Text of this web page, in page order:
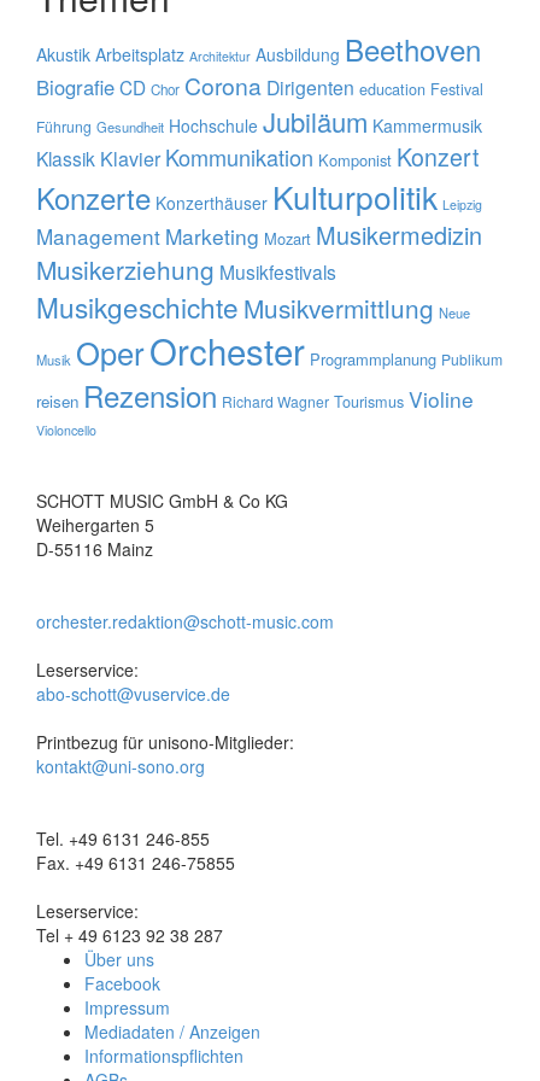
Akustik Arbeitsplatz Architektur Ausbildung Beethoven
BiografieCD Chor Corona Dirigenten education Festival
Führung Gesundheit Hochschule Jubiläum Kammermusik
Klassik Klavier Kommunikation Komponist Konzert
Konzerte Konzerthäuser Kulturpolitik Leipzig
Management Marketing Mozart Musikermedizin
Musikerziehung Musikfestivals
Musikgeschichte Musikvermittlung Neue
Musik OperOrchester Programmplanung Publikum
reisen Rezension Richard Wagner Tourismus Violine
Violoncello
SCHOTT MUSIC GmbH & Co KG
Weihergarten 5
D-55116 Mainz
orchester.redaktion@schott-music.com
Leserservice:
abo-schott@vuservice.de
Printbezug für unisono-Mitglieder:
kontakt@uni-sono.org
Tel. +49 6131 246-855
Fax. +49 6131 246-75855
Leserservice:
Tel + 49 6123 92 38 287
Über uns
Facebook
Impressum
Mediadaten / Anzeigen
Informationspflichten